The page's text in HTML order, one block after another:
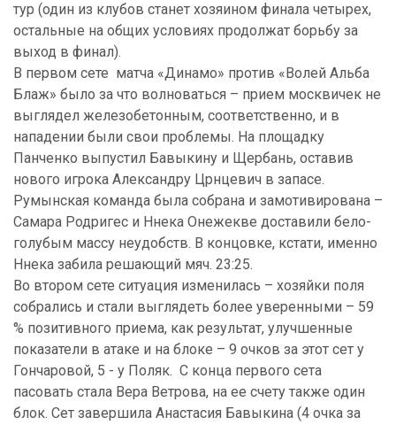
тур (один из клубов станет хозяином финала четырех,
остальные на общих условиях продолжат борьбу за
выход в финал).
В первом сете матча «Динамо» против «Волей Альба
Блаж» было за что волноваться – прием москвичек не
выглядел железобетонным, соответственно, и в
нападении были свои проблемы. На площадку
Панченко выпустил Бавыкину и Щербань, оставив
нового игрока Александру Црнцевич в запасе.
Румынская команда была собрана и замотивирована –
Самара Родригес и Ннека Онежекве доставили бело-
голубым массу неудобств. В концовке, кстати, именно
Ннека забила решающий мяч. 23:25.
Во втором сете ситуация изменилась – хозяйки поля
собрались и стали выглядеть более уверенными – 59
% позитивного приема, как результат, улучшенные
показатели в атаке и на блоке – 9 очков за этот сет у
Гончаровой, 5 - у Поляк. С конца первого сета
пасовать стала Вера Ветрова, на ее счету также один
блок. Сет завершила Анастасия Бавыкина (4 очка за